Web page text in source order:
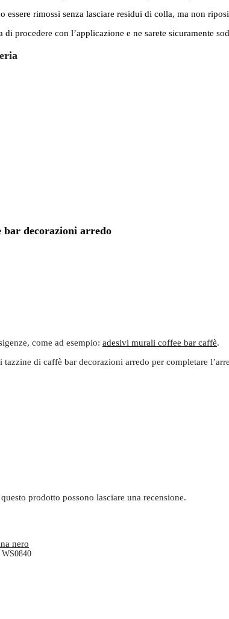
rimossi senza lasciare residui di colla, ma non
procedere con l’applicazione e ne sarete sicuramente
bar decorazioni arredo
come ad esempio: adesivi murali coffee bar caffè.
di caffè bar decorazioni arredo per completare
prodotto possono lasciare una recensione.